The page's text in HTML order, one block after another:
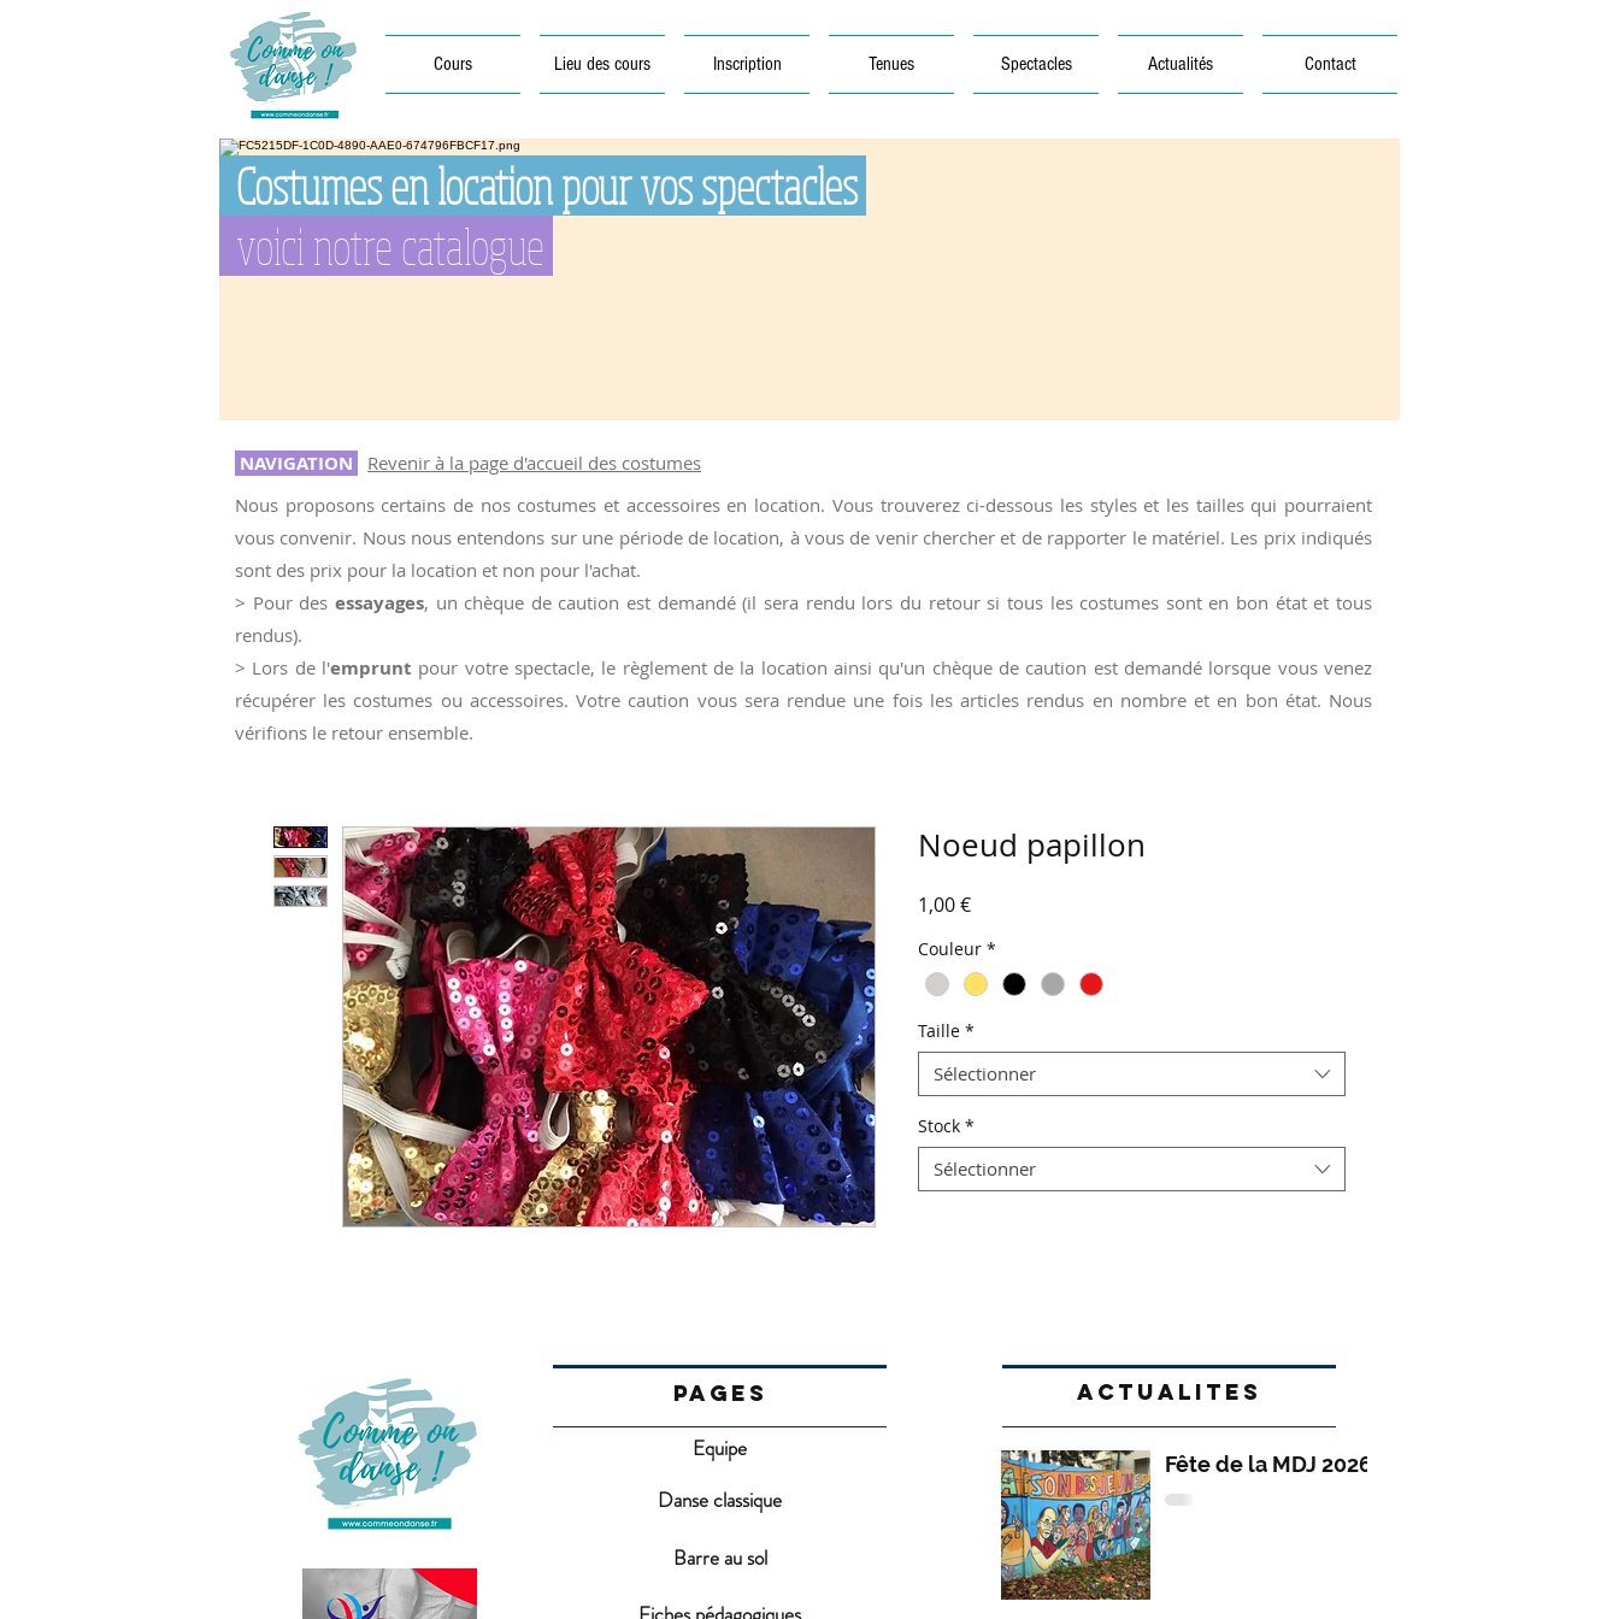
Cours Lieu des cours Inscription Tenues Spectacles Actualités Contact
Costumes en location pour vos spectacles
voici notre catalogue
NAVIGATION
Revenir à la page d'accueil des costumes
Nous proposons certains de nos costumes et accessoires en location. Vous trouverez ci-dessous les styles et les tailles qui pourraient
vous convenir. Nous nous entendons sur une période de location, à vous de venir chercher et de rapporter le matériel. Les prix indiqués
sont des prix pour la location et non pour l'achat.
> Pour des essayages, un chèque de caution est demandé (il sera rendu lors du retour si tous les costumes sont en bon état et tous
rendus).
> Lors de l'emprunt pour votre spectacle, le règlement de la location ainsi qu'un chèque de caution est demandé lorsque vous venez
récupérer les costumes ou accessoires. Votre caution vous sera rendue une fois les articles rendus en nombre et en bon état. Nous
vérifions le retour ensemble.
Noeud papillon
1,00 €Prix
Couleur *
Taille *
Sélectionner
Stock *
Sélectionner
PAGES
Danse classique
Barre au sol
Equipe
ACTUALITES
Fête de la MDJ 2026